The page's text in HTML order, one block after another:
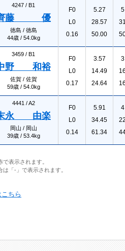
4247 / B1
藤 優
徳島 / 徳島
44歳 / 54.0kg
F0
L0
0.16
5.27
28.57
50.00
3459 / B1
野 和裕
佐賀 / 佐賀
59歳 / 54.0kg
F0
L0
0.17
3.57
14.49
24.64
4441 /A2
永 由楽
岡山 / 岡山
39歳 / 53.4kg
F0
L0
0.14
5.91
34.45
61.34
表示されます。
「-」で表示されます。
ちら